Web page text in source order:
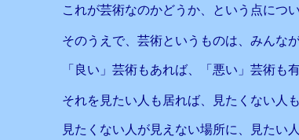
これが芸術なのかどうか、という点につ
そのうえで、芸術というものは、みんな
「良い」芸術もあれば、「悪い」芸術も
それを見たい人も居れば、見たくない人も
見たくない人が見えない場所に、見たい